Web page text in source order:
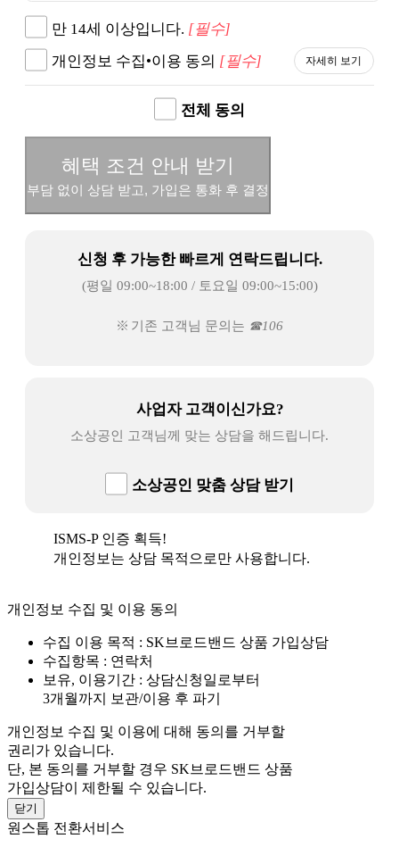
만 14세 이상입니다. [필수]
개인정보 수집•이용 동의 [필수] 자세히 보기
전체 동의
혜택 조건 안내 받기
부담 없이 상담 받고, 가입은 통화 후 결정
신청 후 가능한 빠르게 연락드립니다.
(평일 09:00~18:00 / 토요일 09:00~15:00)
기존 고객님 문의는 106
사업자 고객이신가요?
소상공인 고객님께 맞는 상담을 해드립니다.
소상공인 맞춤 상담 받기
ISMS-P 인증 획득!
개인정보는 상담 목적으로만 사용합니다.
개인정보 수집 및 이용 동의
수집 이용 목적 : SK브로드밴드 상품 가입상담
수집항목 : 연락처
보유, 이용기간 : 상담신청일로부터
3개월까지 보관/이용 후 파기
개인정보 수집 및 이용에 대해 동의를 거부할
권리가 있습니다.
단, 본 동의를 거부할 경우 SK브로드밴드 상품
가입상담이 제한될 수 있습니다.
닫기
원스톱 전환서비스